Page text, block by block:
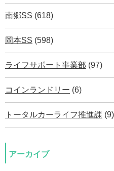
南郷SS (618)
岡本SS (598)
ライフサポート事業部 (97)
コインランドリー (6)
トータルカーライフ推進課 (9)
アーカイブ